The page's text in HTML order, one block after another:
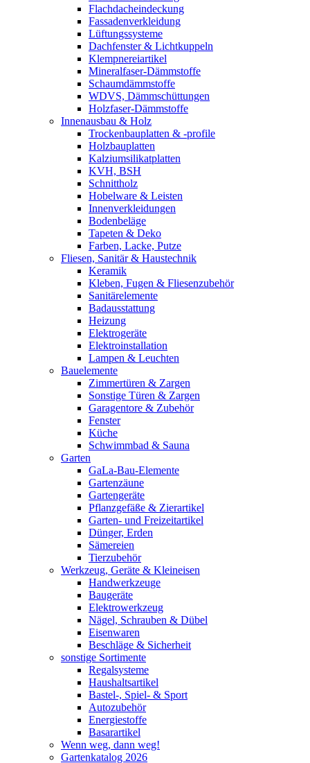
Flachdacheindeckung
Fassadenverkleidung
Lüftungssysteme
Dachfenster & Lichtkuppeln
Klempnereiartikel
Mineralfaser-Dämmstoffe
Schaumdämmstoffe
WDVS, Dämmschüttungen
Holzfaser-Dämmstoffe
Innenausbau & Holz
Trockenbauplatten & -profile
Holzbauplatten
Kalziumsilikatplatten
KVH, BSH
Schnittholz
Hobelware & Leisten
Innenverkleidungen
Bodenbeläge
Tapeten & Deko
Farben, Lacke, Putze
Fliesen, Sanitär & Haustechnik
Keramik
Kleben, Fugen & Fliesenzubehör
Sanitärelemente
Badausstattung
Heizung
Elektrogeräte
Elektroinstallation
Lampen & Leuchten
Bauelemente
Zimmertüren & Zargen
Sonstige Türen & Zargen
Garagentore & Zubehör
Fenster
Küche
Schwimmbad & Sauna
Garten
GaLa-Bau-Elemente
Gartenzäune
Gartengeräte
Pflanzgefäße & Zierartikel
Garten- und Freizeitartikel
Dünger, Erden
Sämereien
Tierzubehör
Werkzeug, Geräte & Kleineisen
Handwerkzeuge
Baugeräte
Elektrowerkzeug
Nägel, Schrauben & Dübel
Eisenwaren
Beschläge & Sicherheit
sonstige Sortimente
Regalsysteme
Haushaltsartikel
Bastel-, Spiel- & Sport
Autozubehör
Energiestoffe
Basarartikel
Wenn weg, dann weg!
Gartenkatalog 2026